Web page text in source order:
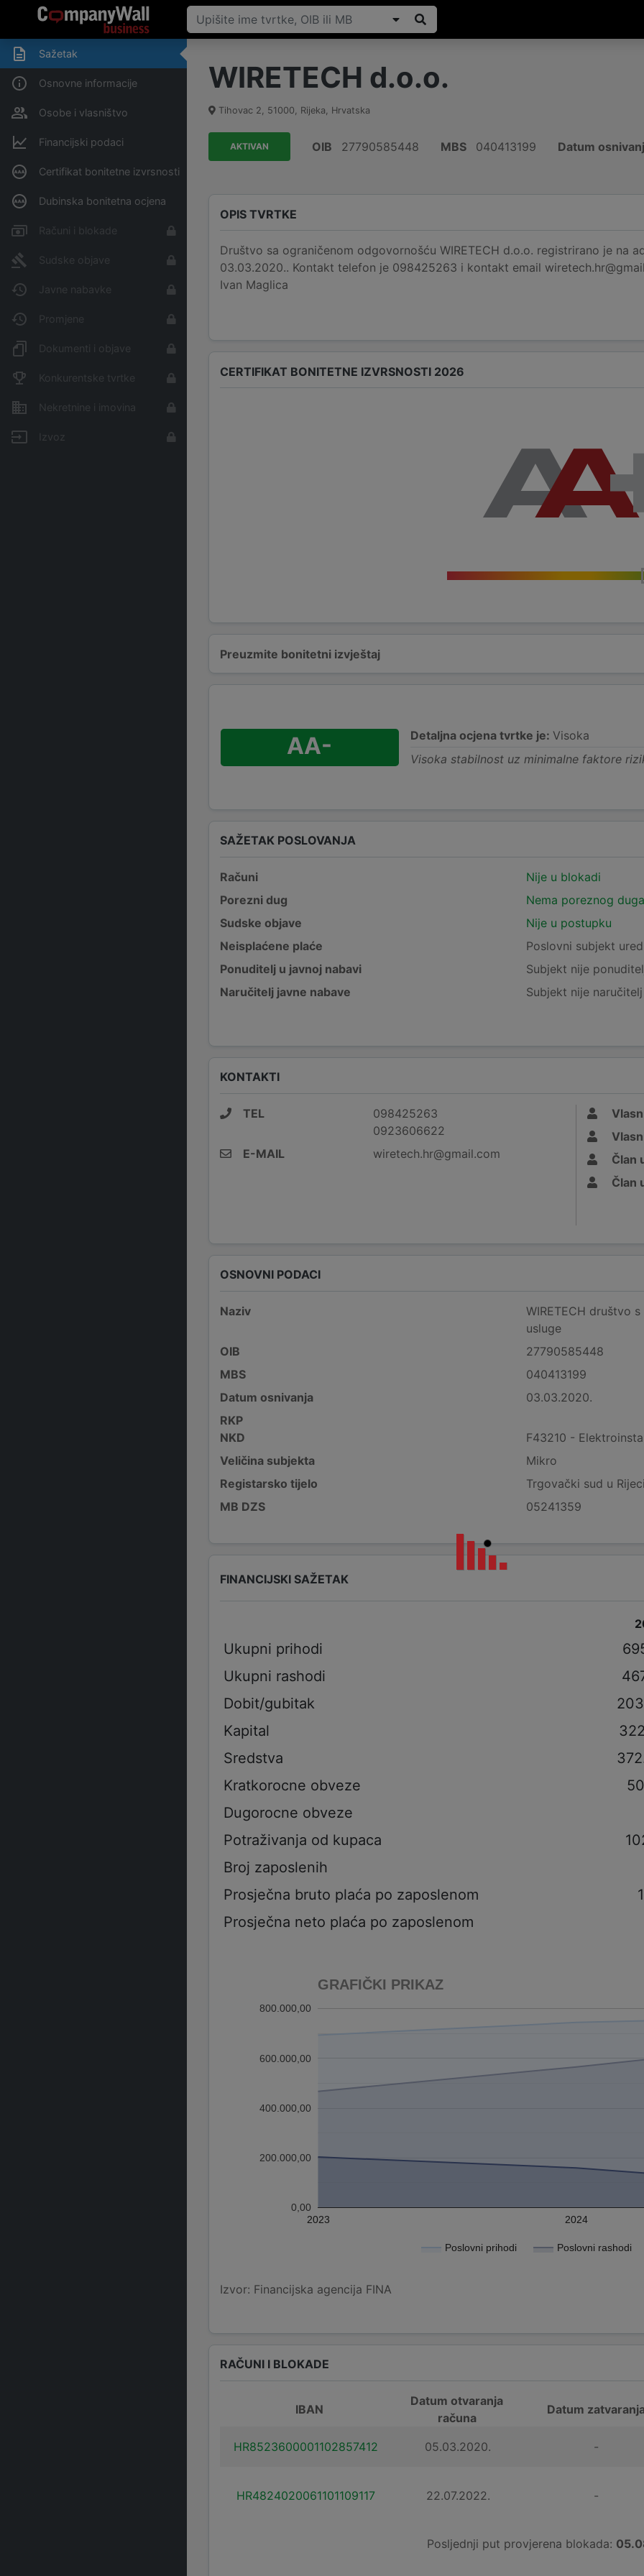
Sažetak
Osnovne informacije
Osobe i vlasništvo
Financijski podaci
Certifikat bonitetne izvrsnosti
Dubinska bonitetna ocjena
Računi i blokade
Sudske objave
Javne nabavke
Promjene
Dokumenti i objave
Konkurentske tvrtke
Nekretnine i imovina
Izvoz
WIRETECH d.o.o.
Tihovac 2, 51000, Rijeka, Hrvatska
AKTIVAN OIB 27790585448 MBS 040413199 Datum
OPIS TVRTKE
Društvo sa ograničenom odgovornošću WIRETECH d.o.o. registrirano je na
03.03.2020.. Kontakt telefon je 098425263 i kontakt email
Ivan Maglica
CERTIFIKAT BONITETNE IZVRSNOSTI 2026
Preuzmite bonitetni izvještaj
AA- Detaljna ocjena tvrtke je: Visoka
Visoka stabilnost uz minimalne faktore
SAŽETAK POSLOVANJA
Računi
Nije u blokadi
Porezni dug
Nema poreznog duga
Sudske objave
Nije u postupku
Neisplaćene plaće
Poslovni subjekt
Ponuditelj u javnoj nabavi
Subjekt nije
Naručitelj javne nabave
Subjekt nije
KONTAKTI
TEL
098425263
0923606622
E-MAIL
wiretech.hr@gmail.com
Član
Član
OSNOVNI PODACI
Naziv
WIRETECH društvo
usluge
OIB
27790585448
MBS
040413199
Datum osnivanja
03.03.2020.
RKP
NKD
F43210 -
Veličina subjekta
Mikro
Registarsko tijelo
Trgovački sud u
MB DZS
05241359
FINANCIJSKI SAŽETAK
Ukupni prihodi
Ukupni rashodi
Dobit/gubitak
Kapital
Sredstva
Kratkorocne obveze
Dugorocne obveze
Potraživanja od kupaca
Broj zaposlenih
Prosječna bruto plaća po zaposlenom
Prosječna neto plaća po zaposlenom
GRAFIČKI PRIKAZ
Poslovni prihodi Poslovni rashodi
2023 2024
0,00
200.000,00
400.000,00
600.000,00
800.000,00
Izvor: Financijska agencija FINA
RAČUNI I BLOKADE
IBAN
Datum otvaranja
računa
Datum
HR8523600001102857412 05.03.2020. -
HR4824020061101109117 22.07.2022. -
Posljednji put provjerena blokada: